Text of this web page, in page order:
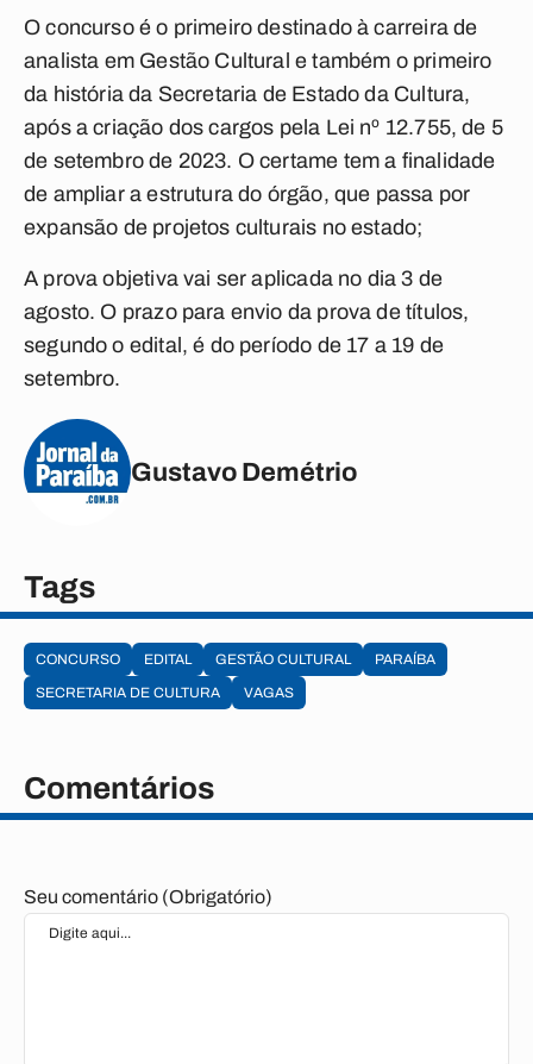
O concurso é o primeiro destinado à carreira de
analista em Gestão Cultural e também o primeiro
da história da Secretaria de Estado da Cultura,
após a criação dos cargos pela Lei nº 12.755, de 5
de setembro de 2023. O certame tem a finalidade
de ampliar a estrutura do órgão, que passa por
expansão de projetos culturais no estado;
A prova objetiva vai ser aplicada no dia 3 de
agosto. O prazo para envio da prova de títulos,
segundo o edital, é do período de 17 a 19 de
setembro.
Gustavo Demétrio
Tags
CONCURSO EDITAL GESTÃO CULTURAL
PARAÍBA
SECRETARIA DE CULTURA
VAGAS
Comentários
Seu comentário (Obrigatório)